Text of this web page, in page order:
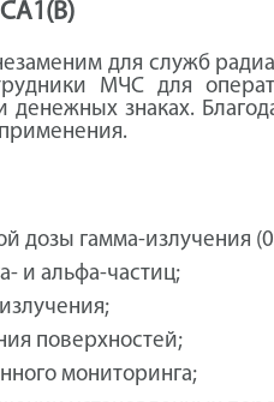
для служб
МЧС для
денежных знаках.
дозы гамма-излучения
и альфа-частиц;
поверхностей;
мониторинга;